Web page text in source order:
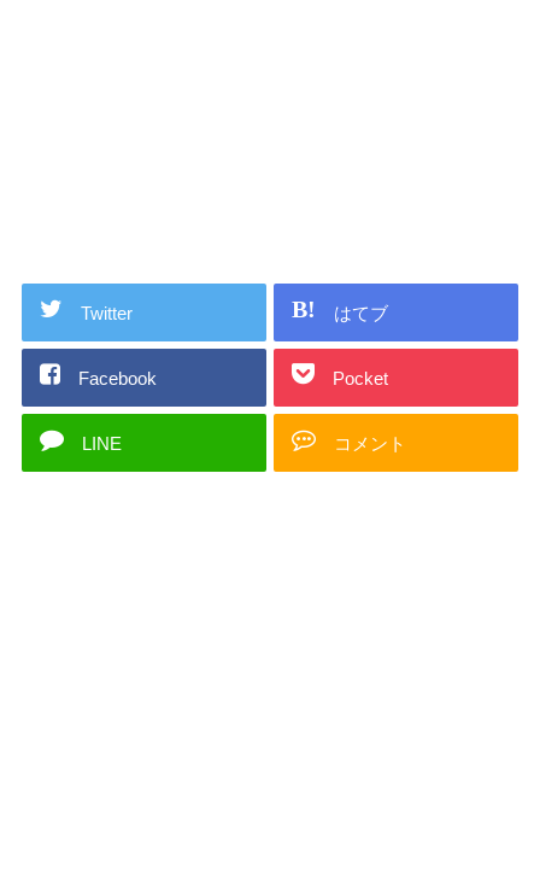
Twitter はてブ
Facebook Pocket
LINE コメント